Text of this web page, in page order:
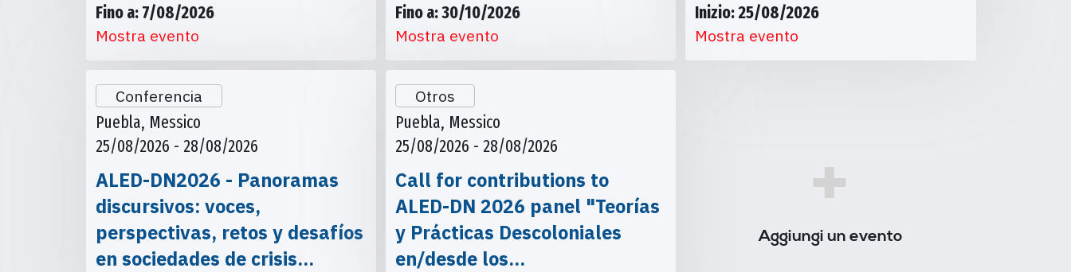
Fino a: 7/08/2026
Mostra evento
Fino a: 30/10/2026
Mostra evento
Inizio: 25/08/2026
Mostra evento
Conferencia
Puebla, Messico
25/08/2026 - 28/08/2026
ALED-DN2026 - Panoramas
discursivos: voces,
perspectivas, retos y desafíos
en sociedades de crisis…
Otros
Puebla, Messico
25/08/2026 - 28/08/2026
Call for contributions to
ALED-DN 2026 panel "Teorías
y Prácticas Descoloniales
en/desde los…
+
Aggiungi un evento